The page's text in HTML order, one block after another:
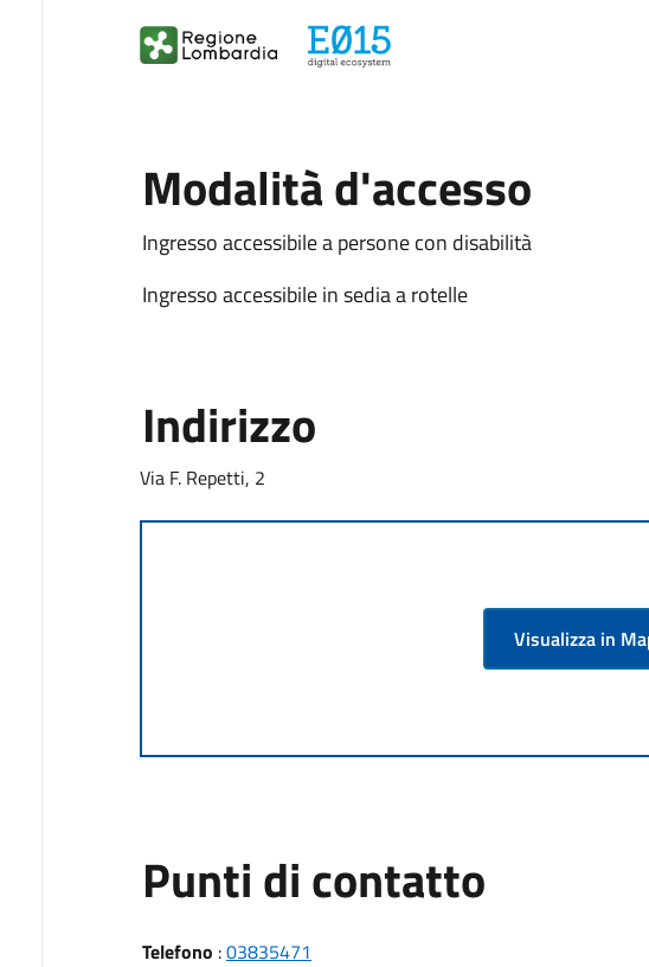
Modalità d'accesso
Ingresso accessibile a persone con disabilità
Ingresso accessibile in sedia a rotelle
Indirizzo
Via F. Repetti, 2
Visualizza in
Punti di contatto
Telefono :03835471